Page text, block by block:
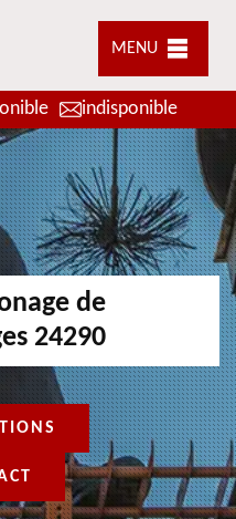
MENU
indisponible
de
24290